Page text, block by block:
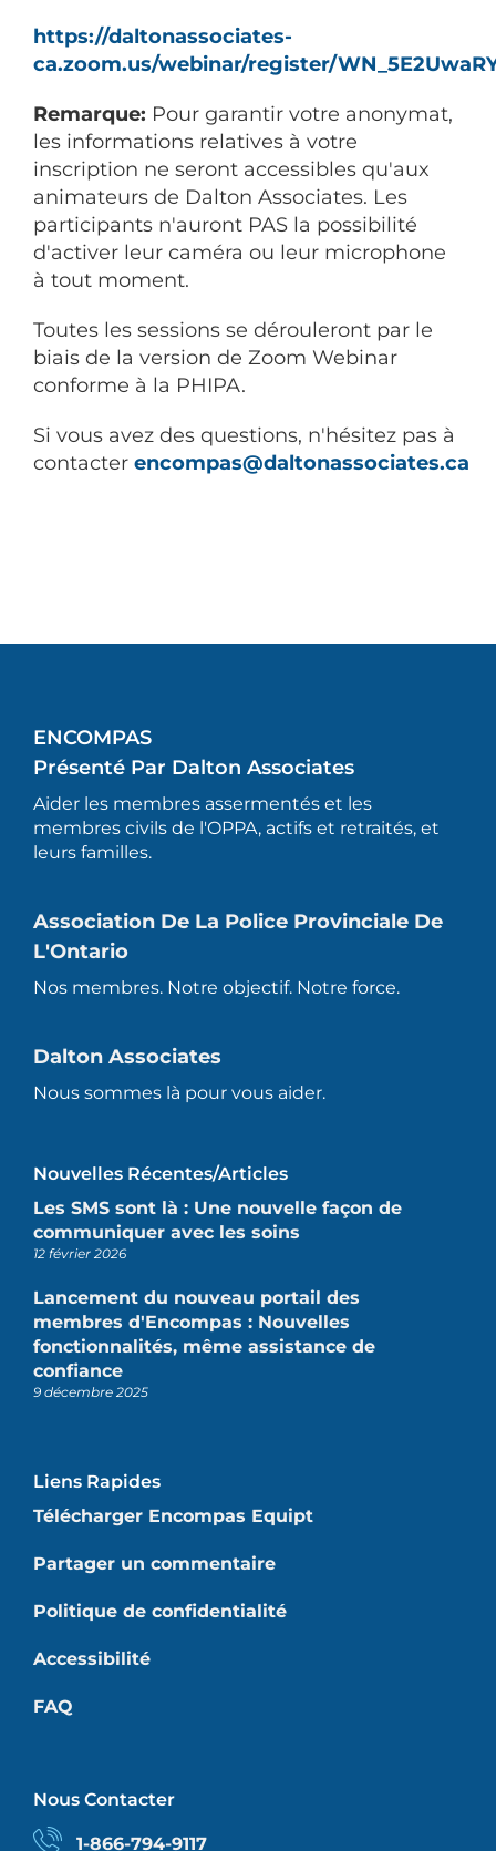
https://daltonassociates-
ca.zoom.us/webinar/register/
Remarque: Pour garantir votre anonymat,
les informations relatives à votre
inscription ne seront accessibles qu'aux
animateurs de Dalton Associates. Les
participants n'auront PAS la possibilité
d'activer leur caméra ou leur microphone
à tout moment.
Toutes les sessions se dérouleront par le
biais de la version de Zoom Webinar
conforme à la PHIPA.
Si vous avez des questions, n'hésitez pas à
contacter encompas@daltonassociates.ca
ENCOMPAS
Présenté Par Dalton Associates
Aider les membres assermentés et les
membres civils de l'OPPA, actifs et retraités, et
leurs familles.
Association De La Police Provinciale De
L'Ontario
Nos membres. Notre objectif. Notre force.
Dalton Associates
Nous sommes là pour vous aider.
Nouvelles Récentes/articles
Les SMS sont là : Une nouvelle façon de
communiquer avec les soins
12 février 2026
Lancement du nouveau portail des
membres d'Encompas : Nouvelles
fonctionnalités, même assistance de
confiance
9 décembre 2025
Liens Rapides
Télécharger Encompas Equipt
Partager un commentaire
Politique de confidentialité
Accessibilité
FAQ
Nous Contacter
1-866-794-9117